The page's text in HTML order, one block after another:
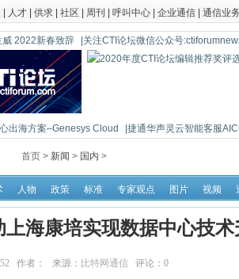
人才 供求 社区 周刊 呼叫中心 企业通信 通信业务
威 2022新春致辞 |关注CTI论坛微信公众号
出海方案–Genesys Cloud |捷通华声灵云智能客服
首页 > 新闻 > 国内 >
人物 政策 标准 专家观点 图片 视频
上海康培实现数据中心技术
作者： 来源： 比特网通信评论： 0